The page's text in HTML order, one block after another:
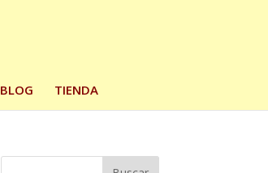
BLOG TIENDA